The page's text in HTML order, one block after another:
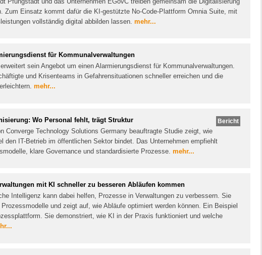
Zum Einsatz kommt dafür die KI-gestützte No-Code-Plattform Omnia Suite, mit
vollständig digital abbilden lassen. mehr...
für Kommunalverwaltungen
sein Angebot um einen Alarmierungsdienst für Kommunalverwaltungen.
und Krisenteams in Gefahrensituationen schneller erreichen und die
mehr...
Bericht
Wo Personal fehlt, trägt Struktur
Converge Technology Solutions Germany beauftragte Studie zeigt, wie
den IT-Betrieb im öffentlichen Sektor bindet. Das Unternehmen empfiehlt
klare Governance und standardisierte Prozesse. mehr...
mit KI schneller zu besseren Abläufen kommen
Intelligenz kann dabei helfen, Prozesse in Verwaltungen zu verbessern. Sie
und zeigt auf, wie Abläufe optimiert werden können. Ein Beispiel
Sie demonstriert, wie KI in der Praxis funktioniert und welche